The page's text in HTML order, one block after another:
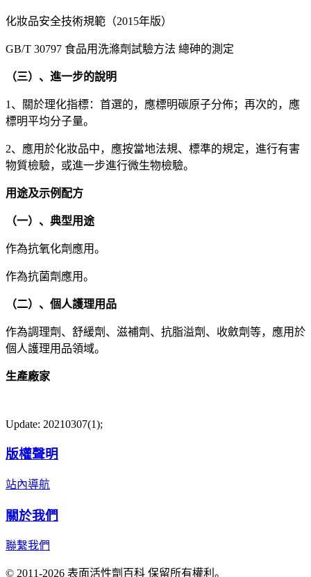
化妝品安全技術規範（2015年版）
GB/T 30797 食品用洗滌劑試驗方法 總砷的測定
（三）、進一步的說明
1、關於理化指標：首選的，應標明碳原子分佈；再次的，應
標明平均分子量。
2、應用於化妝品中，應按當地法規、標準的規定，進行有害
物質檢驗，或進一步進行微生物檢驗。
用途及示例配方
（一）、典型用途
作為抗氧化劑應用。
作為抗菌劑應用。
（二）、個人護理用品
作為調理劑、舒緩劑、滋補劑、抗脂溢劑、收斂劑等，應用於
個人護理用品領域。
生產廠家
Update: 20210307(1);
版權聲明
站內導航
關於我們
聯繫我們
© 2011-2026 表面活性劑百科 保留所有權利。